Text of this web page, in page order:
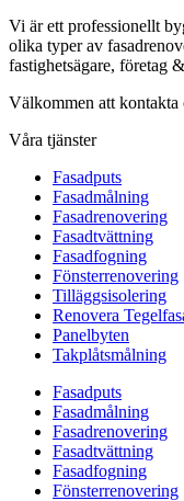
Vi är ett professionellt
olika typer av
fastighetsägare, företag
Välkommen att kontakta
Våra tjänster
Fasadputs
Fasadmålning
Fasadrenovering
Fasadtvättning
Fasadfogning
Fönsterrenovering
Tilläggsisolering
Renovera
Panelbyten
Takplåtsmålning
Fasadputs
Fasadmålning
Fasadrenovering
Fasadtvättning
Fasadfogning
Fönsterrenovering